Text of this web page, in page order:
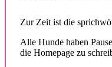
Zur Zeit ist die
Alle Hunde haben
die Homepage zu